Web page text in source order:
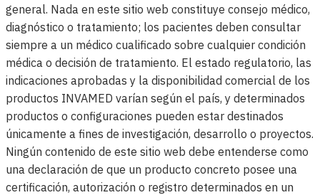
general. Nada en este sitio web constituye consejo médico,
diagnóstico o tratamiento; los pacientes deben consultar
siempre a un médico cualificado sobre cualquier condición
médica o decisión de tratamiento. El estado regulatorio, las
indicaciones aprobadas y la disponibilidad comercial de los
productos INVAMED varían según el país, y determinados
productos o configuraciones pueden estar destinados
únicamente a fines de investigación, desarrollo o proyectos.
Ningún contenido de este sitio web debe entenderse como
una declaración de que un producto concreto posee una
certificación, autorización o registro determinados en un